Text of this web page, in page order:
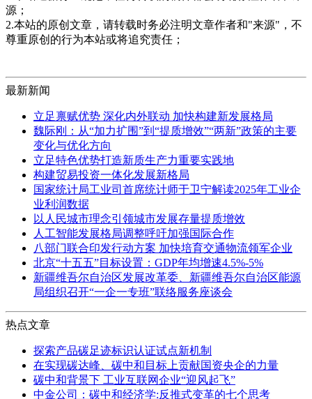
源；
2.本站的原创文章，请转载时务必注明文章作者和"来源"，不
尊重原创的行为本站或将追究责任；
最新新闻
立足禀赋优势 深化内外联动 加快构建新发展格局
魏际刚：从“加力扩围”到“提质增效”“两新”政策的主要
变化与优化方向
立足特色优势打造新质生产力重要实践地
构建贸易投资一体化发展新格局
国家统计局工业司首席统计师于卫宁解读2025年工业企
业利润数据
以人民城市理念引领城市发展存量提质增效
人工智能发展格局调整呼吁加强国际合作
八部门联合印发行动方案 加快培育交通物流领军企业
北京“十五五”目标设置：GDP年均增速4.5%-5%
新疆维吾尔自治区发展改革委、新疆维吾尔自治区能源
局组织召开“一企一专班”联络服务座谈会
热点文章
探索产品碳足迹标识认证试点新机制
在实现碳达峰、碳中和目标上贡献国资央企的力量
碳中和背景下 工业互联网企业“迎风起飞”
中金公司：碳中和经济学:反推式变革的七个思考